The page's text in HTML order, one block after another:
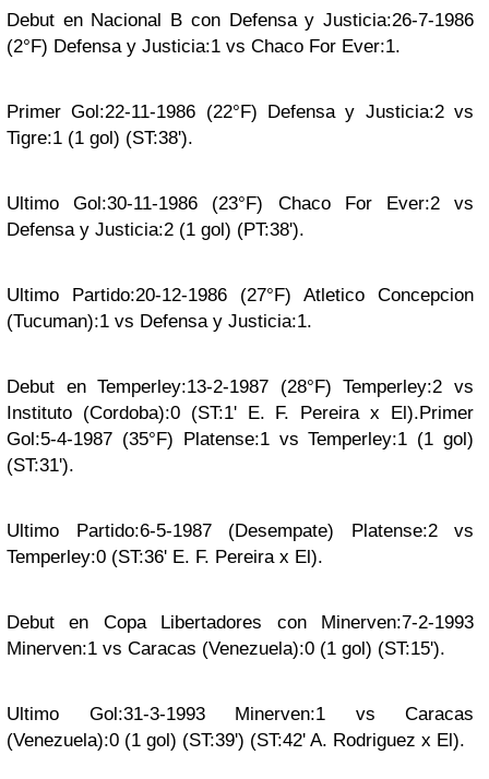
Debut en Nacional B con Defensa y Justicia:26-7-1986
(2°F) Defensa y Justicia:1 vs Chaco For Ever:1.
Primer Gol:22-11-1986 (22°F) Defensa y Justicia:2 vs
Tigre:1 (1 gol) (ST:38').
Ultimo Gol:30-11-1986 (23°F) Chaco For Ever:2 vs
Defensa y Justicia:2 (1 gol) (PT:38').
Ultimo Partido:20-12-1986 (27°F) Atletico Concepcion
(Tucuman):1 vs Defensa y Justicia:1.
Debut en Temperley:13-2-1987 (28°F) Temperley:2 vs
Instituto (Cordoba):0 (ST:1' E. F. Pereira x El).Primer
Gol:5-4-1987 (35°F) Platense:1 vs Temperley:1 (1 gol)
(ST:31').
Ultimo Partido:6-5-1987 (Desempate) Platense:2 vs
Temperley:0 (ST:36' E. F. Pereira x El).
Debut en Copa Libertadores con Minerven:7-2-1993
Minerven:1 vs Caracas (Venezuela):0 (1 gol) (ST:15').
Ultimo Gol:31-3-1993 Minerven:1 vs Caracas
(Venezuela):0 (1 gol) (ST:39') (ST:42' A. Rodriguez x El).